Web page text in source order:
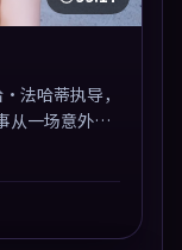
法哈蒂执导，
从一场意外切
层层推进，